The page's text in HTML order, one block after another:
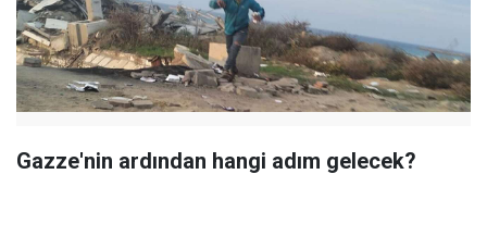
Gazze'nin ardından hangi adım gelecek?